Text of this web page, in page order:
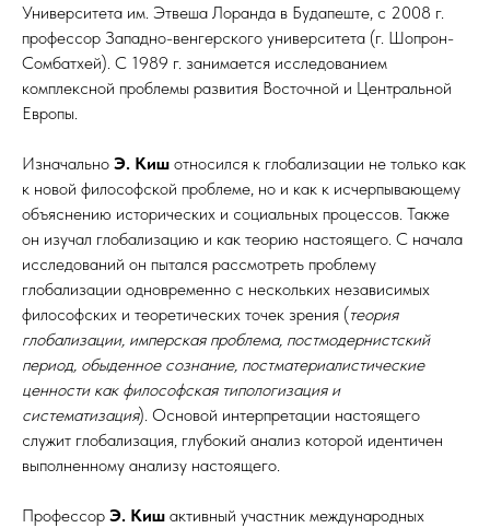
Университета им. Этвеша Лоранда в Будапеште, с 2008 г.
профессор Западно-венгерского университета (г. Шопрон-
Сомбатхей). С 1989 г. занимается исследованием
комплексной проблемы развития Восточной и Центральной
Европы.
Изначально Э. Киш относился к глобализации не только как
к новой философской проблеме, но и как к исчерпывающему
объяснению исторических и социальных процессов. Также
он изучал глобализацию и как теорию настоящего. С начала
исследований он пытался рассмотреть проблему
глобализации одновременно с нескольких независимых
философских и теоретических точек зрения (теория
глобализации, имперская проблема, постмодернистский
период, обыденное сознание, постматериалистические
ценности как философская типологизация и
систематизация). Основой интерпретации настоящего
служит глобализация, глубокий анализ которой идентичен
выполненному анализу настоящего.
Профессор Э. Киш активный участник международных